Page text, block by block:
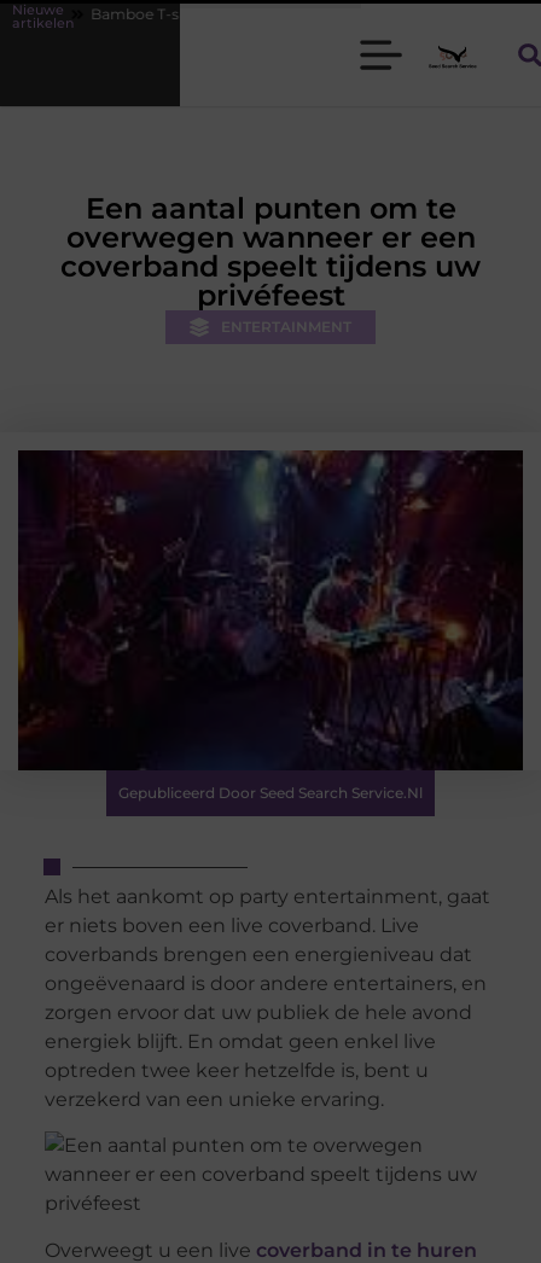
Nieuwe
artikelen
T-shirts voor heren die koel blijven
Een aantal punten om te
overwegen wanneer er een
coverband speelt tijdens uw
privéfeest
ENTERTAINMENT
Gepubliceerd Door Seed Search Service.nl
Als het aankomt op party entertainment, gaat
er niets boven een live coverband. Live
coverbands brengen een energieniveau dat
ongeëvenaard is door andere entertainers, en
zorgen ervoor dat uw publiek de hele avond
energiek blijft. En omdat geen enkel live
optreden twee keer hetzelfde is, bent u
verzekerd van een unieke ervaring.
Overweegt u een live coverband in te huren